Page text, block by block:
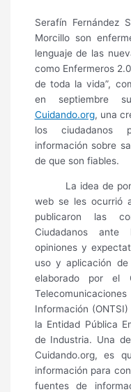
Serafín Fernández
Morcillo son
lenguaje de las
como Enfermeros
de toda la vida”,
en septiembre
Cuidando.org, una
los ciudadanos
información sobre
de que son fiables.
La idea de poner
web se les ocurrió
publicaron las
Ciudadanos ante
opiniones y
uso y aplicación
elaborado por el
Información
la Entidad Pública
de Industria. Una
Cuidando.org, es
información para
fuentes de